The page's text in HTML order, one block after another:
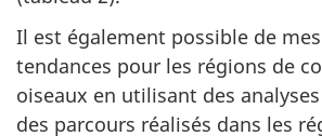
Il est également possible de
tendances pour les régions de
oiseaux en utilisant des
des parcours réalisés dans les